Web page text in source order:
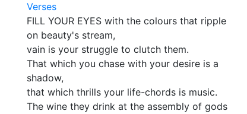
Verses
FILL YOUR EYES with the colours that ripple
on beauty's stream,
vain is your struggle to clutch them.
That which you chase with your desire is a
shadow,
that which thrills your life-chords is music.
The wine they drink at the assembly of gods